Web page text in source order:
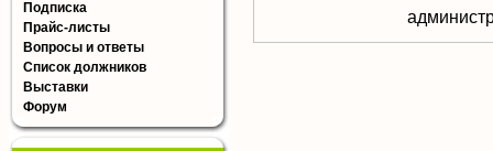
Подписка
Прайс-листы
Вопросы и ответы
Список должников
Выставки
Форум